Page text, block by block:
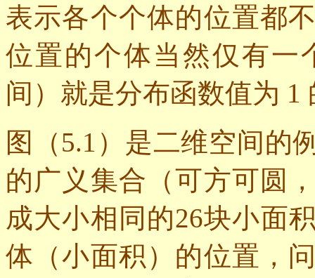
表示各个个体的位置都
位置的个体当然仅有一
间）就是分布函数值为 1
图（5.1 ）是二维空间的
的广义集合（可方可圆
成大小相同的26块小面
体（小面积）的位置，